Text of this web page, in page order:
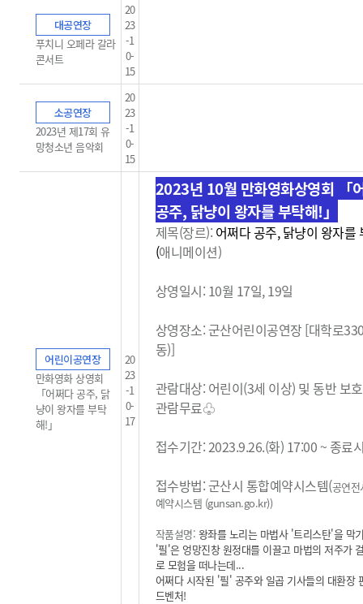
대공연장
푸치니 오페라 갈라
콘서트
20
23
-1
0-
15
소공연장
2023년 제17회 유
망청소년 음악회
20
23
-1
0-
15
어린이공연장
만화영화 상영회
「어쩌다 공주, 닭
냥이 왕자를 부탁
해!」
20
23
-1
0-
17
2023년 10월 만화영화상영회
「
공주, 닭냥이 왕자를 부탁해!」
제목(장르): 어쩌다 공주, 닭냥이 왕자를
(애니메이션)
상영일시: 10월 17일, 19일
상영장소: 군산어린이공연장 [대학로
동)]
관람대상: 어린이(3세 이상) 및 동반 보
관람무료♧
접수기간: 2023.9.26.(화) 17:00 ~ 종료
접수방법: 군산시 통합예약시스템(공연
예약시스템 (gunsan.go.kr))
작품설명: 왕좌를 노리는 마법사 '트리스탄'을 막
'필'은 엉망진창 원정대를 이끌고 마법의 저주가
로 모험을 떠나는데...
어쩌다 시작된 '필' 공주와 일곱 기사들의 대환장
드벤처!